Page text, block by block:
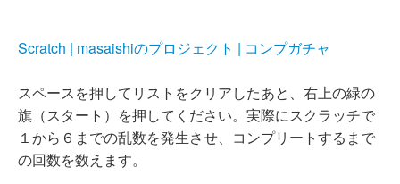
Scratch | masaishiのプロジェクト | コンプガチャ
スペースを押してリストをクリアしたあと、右上の緑の
旗（スタート）を押してください。実際にスクラッチで
１から６までの乱数を発生させ、コンプリートするまで
の回数を数えます。